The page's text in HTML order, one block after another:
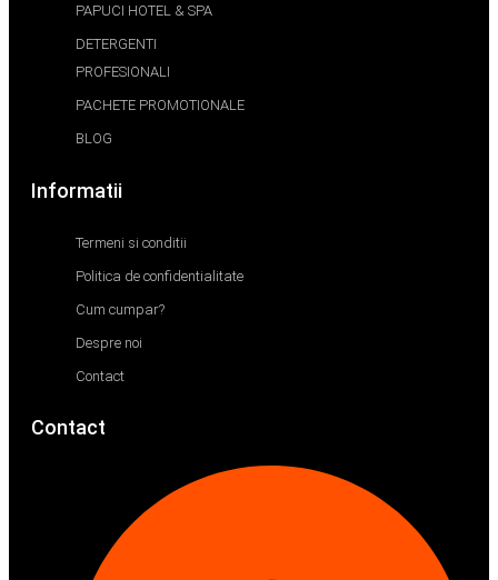
PAPUCI HOTEL & SPA
DETERGENTI
PROFESIONALI
PACHETE PROMOTIONALE
BLOG
Informatii
Termeni si conditii
Politica de confidentialitate
Cum cumpar?
Despre noi
Contact
Contact